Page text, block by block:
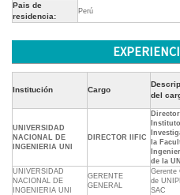
Pais de
residencia:
Perú
Institución Cargo
del
UNIVERSIDAD
NACIONAL DE
INGENIERIA UNI
DIRECTOR IIFIC
Director
la
de la UNI
UNIVERSIDAD
NACIONAL DE
INGENIERIA UNI
GERENTE
GENERAL
Gerente
de
SAC